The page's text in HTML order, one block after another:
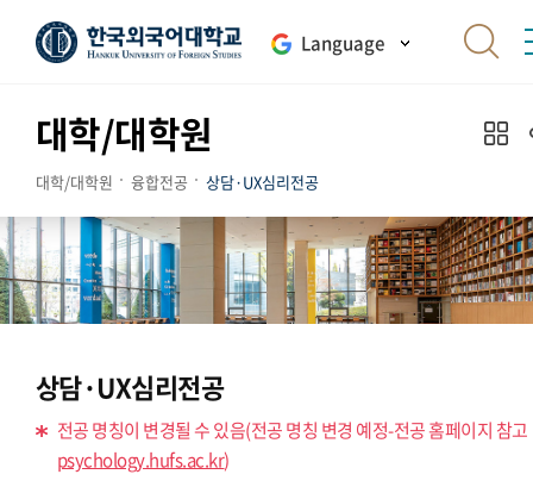
Language
대학/대학원
대학/대학원 융합전공 상담·UX심리전공
상담·UX심리전공
전공 명칭이 변경될 수 있음(전공 명칭 변경 예정-전공 홈페이지 참고
psychology.hufs.ac.kr)